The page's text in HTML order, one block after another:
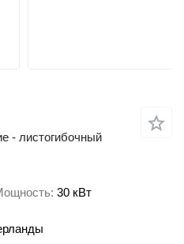
- листогибочный
30 кВт